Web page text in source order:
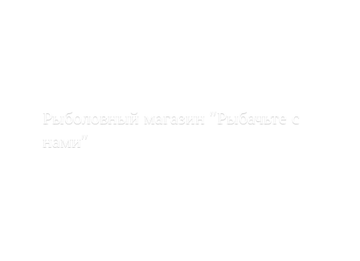
Рыболовный магазин "Рыбачьте с
нами"